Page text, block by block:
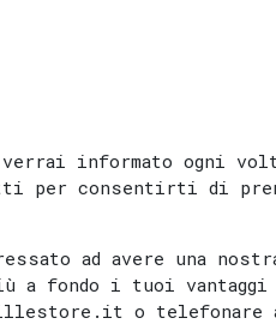
informato ogni
per consentirti di
ad avere una
a fondo i tuoi
o telefonare al